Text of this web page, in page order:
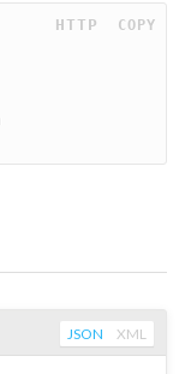
HTTP COPY
JSON XML